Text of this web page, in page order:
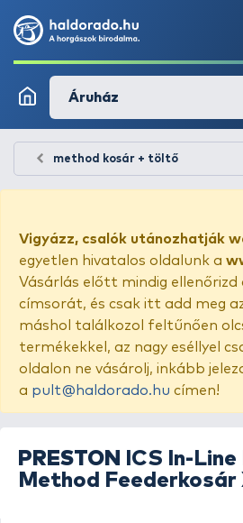
Áruház
method kosár + töltő
Vigyázz, csalók utánozhatják
egyetlen hivatalos oldalunk a
Vásárlás előtt mindig ellenőrizd
címsorát, és csak itt add meg
máshol találkozol feltűnően
termékekkel, az nagy eséllyel
oldalon ne vásárolj, inkább
a pult@haldorado.hu címen!
PRESTON
ICS In-
Method Feederkosár